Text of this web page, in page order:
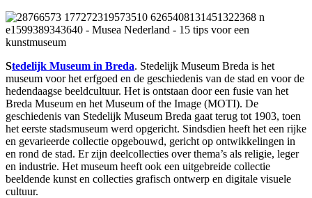
Stedelijk Museum in Breda. Stedelijk Museum Breda is het
museum voor het erfgoed en de geschiedenis van de stad en voor de
hedendaagse beeldcultuur. Het is ontstaan ​​door een fusie van het
Breda Museum en het Museum of the Image (MOTI). De
geschiedenis van Stedelijk Museum Breda gaat terug tot 1903, toen
het eerste stadsmuseum werd opgericht. Sindsdien heeft het een rijke
en gevarieerde collectie opgebouwd, gericht op ontwikkelingen in
en rond de stad. Er zijn deelcollecties over thema’s als religie, leger
en industrie. Het museum heeft ook een uitgebreide collectie
beeldende kunst en collecties grafisch ontwerp en digitale visuele
cultuur.